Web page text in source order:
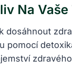
Na Vaše
dosáhnout
pomocí